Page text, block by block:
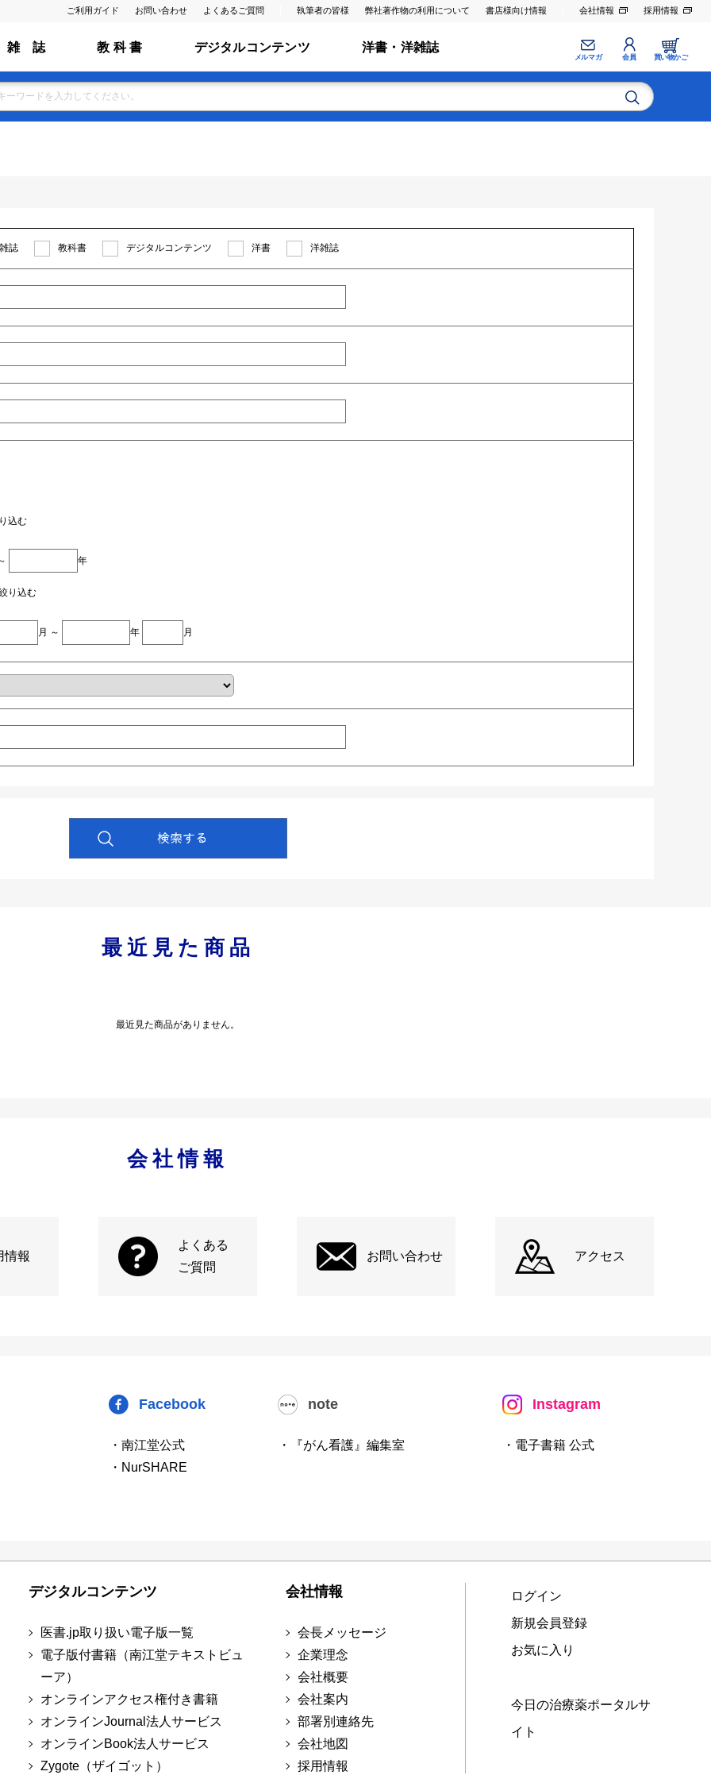
ご利用ガイド お問い合わせ よくあるご質問 執筆者の皆様 弊社著作物の利用について 書店様向け情報 会社情報 採用情報
雑 誌 教 科 書 デジタルコンテンツ 洋書・洋雑誌
メルマガ 会員 買い物かご
雑誌 教科書 デジタルコンテンツ 洋書 洋雑誌
込む
年
り込む
月 ～ 年 月
最近見た商品
最近見た商品がありません。
会社情報
情報
よくある
ご質問
お問い合わせ アクセス
Facebook
・南江堂公式
・NurSHARE
note
・『がん看護』編集室
Instagram
・電子書籍 公式
デジタルコンテンツ
医書.jp取り扱い電子版一覧
電子版付書籍（南江堂テキストビュ
ーア）
オンラインアクセス権付き書籍
オンラインJournal法人サービス
オンラインBook法人サービス
Zygote（ザイゴット）
会社情報
会長メッセージ
企業理念
会社概要
会社案内
部署別連絡先
会社地図
採用情報
ログイン
新規会員登録
お気に入り
今日の治療薬ポータルサ
イト